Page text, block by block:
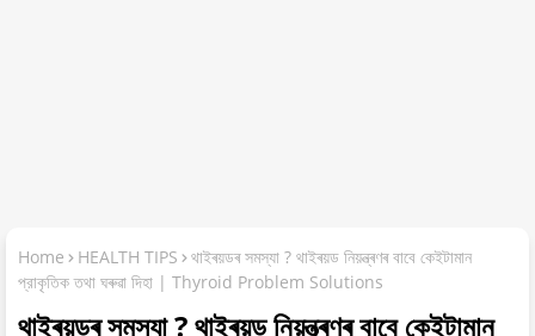
Home HEALTH TIPS
থাইৰয়ডৰ সমস্যা ? থাইৰয়ড নিয়ন্ত্ৰণৰ বাবে কেইটামান
প্রাকৃতিক তথা ঘৰুৱা দিহা | Thyroid Problem Solutions
থাইৰয়ডৰ সমস্যা ? থাইৰয়ড নিয়ন্ত্ৰণৰ বাবে কেইটামান